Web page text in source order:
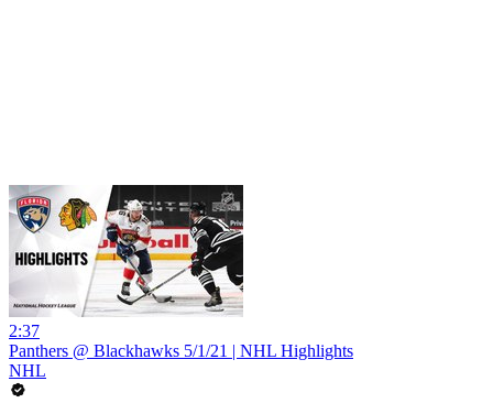
2:37
Panthers @ Blackhawks 5/1/21 | NHL Highlights
NHL